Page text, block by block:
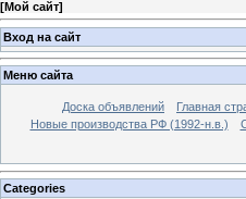
[Мой сайт]
Вход на сайт
Меню сайта
Доска объявлений Главная
Новые производства РФ (1992-н.в.)
Categories